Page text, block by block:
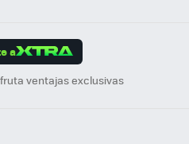
a
ventajas exclusivas